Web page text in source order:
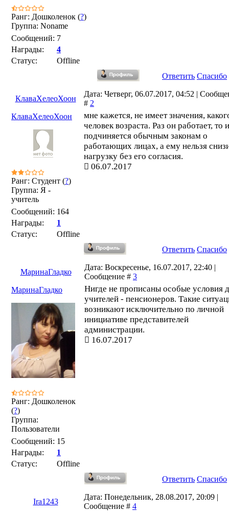
Ранг: Дошколенок (?)
Группа: Noname
Сообщений: 7
Награды:
4
Статус:
Offline
Ответить Спасибо
КлаваХелеоХоон
Дата: Четверг, 06.07.2017, 04:52 |
# 2
КлаваХелеоХоон
Ранг: Студент (?)
Группа: Я -
учитель
Сообщений: 164
Награды:
1
Статус:
Offline
мне кажется, не имеет значения,
человек возраста. Раз он работает, то и
подчиняется обычным законам о
работающих лицах, а ему нельзя
нагрузку без его согласия.
06.07.2017
Ответить Спасибо
МаринаГладко
Дата: Воскресенье, 16.07.2017, 22:40 |
Сообщение # 3
МаринаГладко
Ранг: Дошколенок
(?)
Группа:
Пользователи
Сообщений: 15
Награды:
1
Статус:
Offline
Нигде не прописаны особые условия
учителей - пенсионеров. Такие
возникают исключительно по личной
инициативе представителей
администрации.
16.07.2017
Ответить Спасибо
Ira1243
Дата: Понедельник, 28.08.2017, 20:09 |
Сообщение # 4